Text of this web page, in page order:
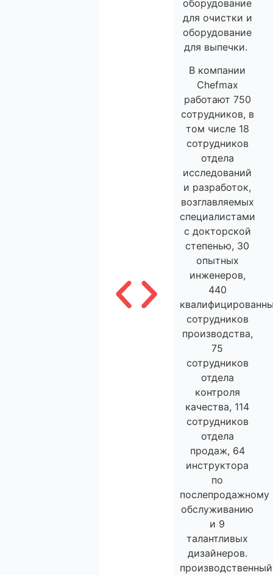
оборудование
для очистки и
оборудование
для выпечки.
В компании
Chefmax
работают 750
сотрудников, в
том числе 18
сотрудников
отдела
исследований
и разработок,
возглавляемых
специалистами
с докторской
степенью, 30
опытных
инженеров,
440
сотрудников
производства,
75
сотрудников
отдела
контроля
качества, 114
сотрудников
отдела
продаж, 64
инструктора
по
послепродажному
обслуживанию
и 9
талантливых
дизайнеров.
производственный